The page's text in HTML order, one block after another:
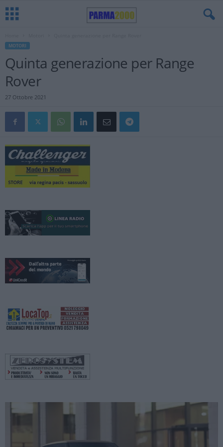
MOTORI
Quinta generazione per Range
Rover
27 Ottobre 2021